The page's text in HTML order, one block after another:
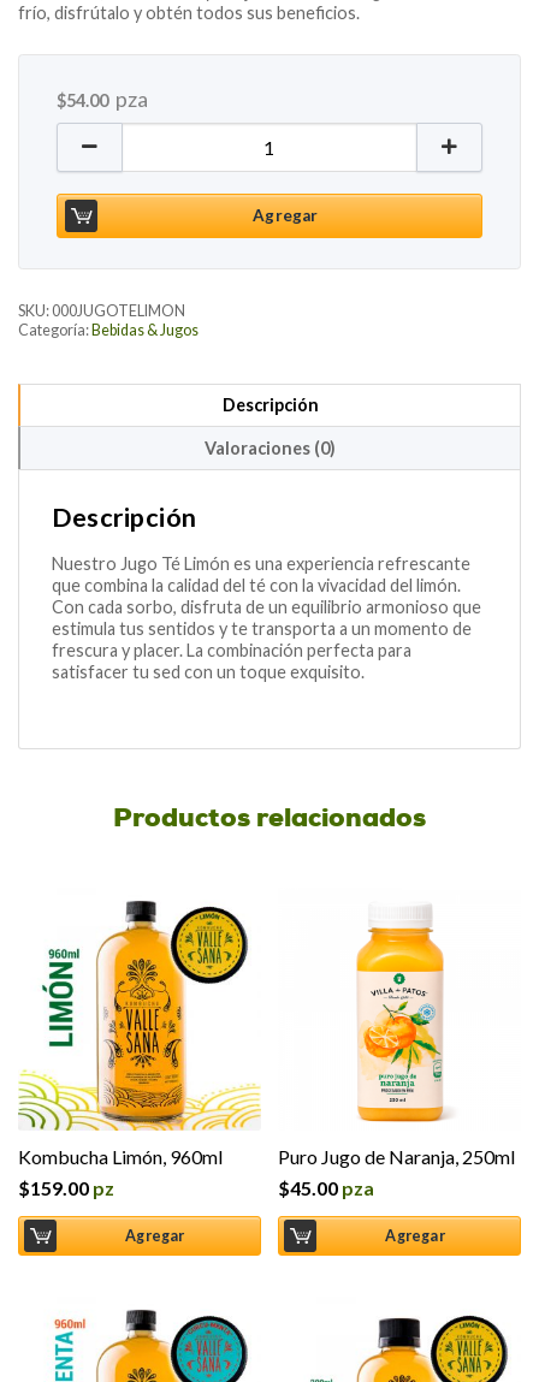
frío, disfrútalo y obtén todos sus beneficios.
$54.00 pza
Agregar
SKU: 000JUGOTELIMON
Categoría: Bebidas & Jugos
Descripción
Valoraciones (0)
Descripción
Nuestro Jugo Té Limón es una experiencia refrescante
que combina la calidad del té con la vivacidad del limón.
Con cada sorbo, disfruta de un equilibrio armonioso que
estimula tus sentidos y te transporta a un momento de
frescura y placer. La combinación perfecta para
satisfacer tu sed con un toque exquisito.
Productos relacionados
Kombucha Limón, 960ml
$159.00 pz
Agregar
Puro Jugo de Naranja, 250ml
$45.00 pza
Agregar